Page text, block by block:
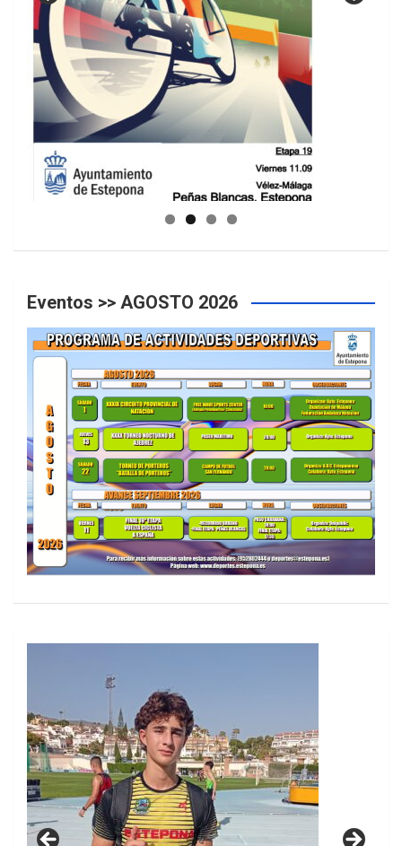
GUIA DE INSTALACIONES DEPORTIVAS
Eventos >> AGOSTO 2026